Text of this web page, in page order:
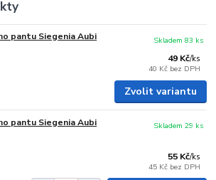
pantu Siegenia Aubi
49 Kč/ks
40 Kč bez DPH
Skladem 83 ks
Zvolit variantu
pantu Siegenia Aubi
55 Kč/ks
45 Kč bez DPH
Skladem 29 ks